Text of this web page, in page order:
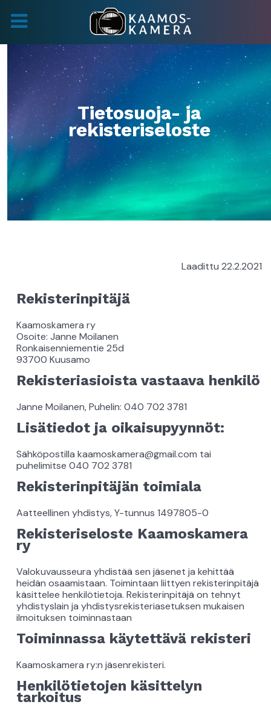
Tietosuoja- ja
rekisteriseloste
Laadittu 22.2.2021
Rekisterinpitäjä
Kaamoskamera ry
Osoite: Janne Moilanen
Ronkaisenniementie 25d
93700 Kuusamo
Rekisteriasioista vastaava henkilö
Janne Moilanen, Puhelin: 040 702 3781
Lisätiedot ja oikaisupyynnöt:
Sähköpostilla kaamoskamera@gmail.com tai
puhelimitse 040 702 3781
Rekisterinpitäjän toimiala
Aatteellinen yhdistys, Y-tunnus 1497805-0
Rekisteriseloste Kaamoskamera
ry
Valokuvausseura yhdistää sen jäsenet ja kehittää
heidän osaamistaan. Toimintaan liittyen rekisterinpitäjä
käsittelee henkilötietoja. Rekisterinpitäjä on tehnyt
yhdistyslain ja yhdistysrekisteriasetuksen mukaisen
ilmoituksen toiminnastaan
Toiminnassa käytettävä rekisteri
Kaamoskamera ry:n jäsenrekisteri.
Henkilötietojen käsittelyn
tarkoitus